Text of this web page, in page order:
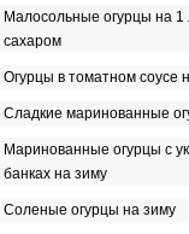
Малосольные огурцы на 1
сахаром
Огурцы в томатном соусе
Сладкие маринованные
Маринованные огурцы с
банках на зиму
Соленые огурцы на зиму